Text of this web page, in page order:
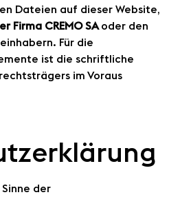
Dateien auf dieser Website,
Firma CREMO SAoder den
Für die
ist die schriftliche
im Voraus
der